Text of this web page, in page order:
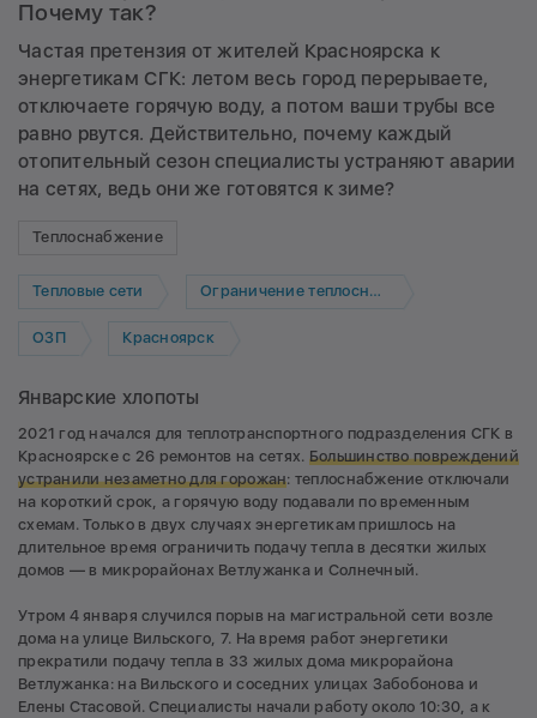
Почему так?
Частая претензия от жителей Красноярска к
энергетикам СГК: летом весь город перерываете,
отключаете горячую воду, а потом ваши трубы все
равно рвутся. Действительно, почему каждый
отопительный сезон специалисты устраняют аварии
на сетях, ведь они же готовятся к зиме?
Теплоснабжение
Тепловые сети Ограничение теплоснабжения
ОЗП Красноярск
Январские хлопоты
2021 год начался для теплотранспортного подразделения СГК в
Красноярске с 26 ремонтов на сетях. Большинство повреждений
устранили незаметно для горожан: теплоснабжение отключали
на короткий срок, а горячую воду подавали по временным
схемам. Только в двух случаях энергетикам пришлось на
длительное время ограничить подачу тепла в десятки жилых
домов — в микрорайонах Ветлужанка и Солнечный.
Утром 4 января случился порыв на магистральной сети возле
дома на улице Вильского, 7. На время работ энергетики
прекратили подачу тепла в 33 жилых дома микрорайона
Ветлужанка: на Вильского и соседних улицах Забобонова и
Елены Стасовой. Специалисты начали работу около 10:30, а к